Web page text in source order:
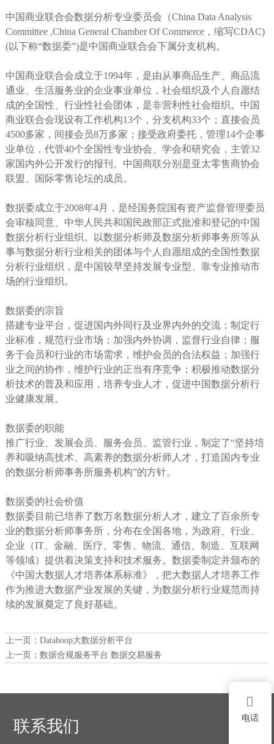
中国商业联合会数据分析专业委员会（China Data Analysis
Committee ,China General Chamber Of Commerce，缩写CDAC)
(以下称“数据委”)是中国商业联合会下属分支机构。
中国商业联合会成立于1994年，是由从事商品生产、商品流
通业、生活服务业的企业事业单位，社会组织及个人自愿结
成的全国性、行业性社会团体，是非营利性社会组织。中国
商业联合会现设有工作机构13个，分支机构33个；直接会员
4500多家，间接会员8万多家；接受政府委托，管理14个企事
业单位，代管40个全国性专业协会、学会和研究会，主管32
家国内外公开发行的报刊。中国商联分别是亚太零售商协会
联盟、国际零售论坛的成员。
数据委成立于2008年4月，是经国务院国有资产监督管理委员
会审核同意、中华人民共和国民政部正式批准和登记的中国
数据分析行业组织。以数据分析师及数据分析师事务所等从
事与数据分析行业相关的团体与个人自愿组成的全国性数据
分析行业组织，是中国较早坚持发展专业型、靠专业推动市
场的行业组织。
数据委的宗旨
搭建专业平台，促进国内外同行及业界内外的交流；制定行
业标准，规范行业市场；加强内外协调，监督行业自律；服
务于会员和行业的市场需求，维护会员的合法权益；加强行
业之间的协作，维护行业的正当有序竞争；积极推动数据分
析技术的普及和应用，培养专业人才，促进中国数据分析行
业健康发展。
数据委的职能
推广行业、发展会员、服务会员、监管行业，制定了“坚持培
养和吸纳高技术、高素养的数据分析师人才，打造国内专业
的数据分析师事务所服务机构”的方针。
数据委的社会价值
数据委目前已培养了数万名数据分析人才，建立了百余所专
业的数据分析师事务所，分布在全国各地，为政府、行业、
企业（IT、金融、医疗、零售、物流、通信、制造、互联网
等领域）提供着决策支持和技术服务。数据委制定并颁布的
《中国大数据人才培养体系标准》，把大数据人才培养工作
作为推进大数据产业发展的关键，为数据分析行业规范而持
续的发展奠定了良好基础。
上一页： Datahoop大数据分析平台
上一页： 数据合规服务平台 数据交易服务
联系我们

电话